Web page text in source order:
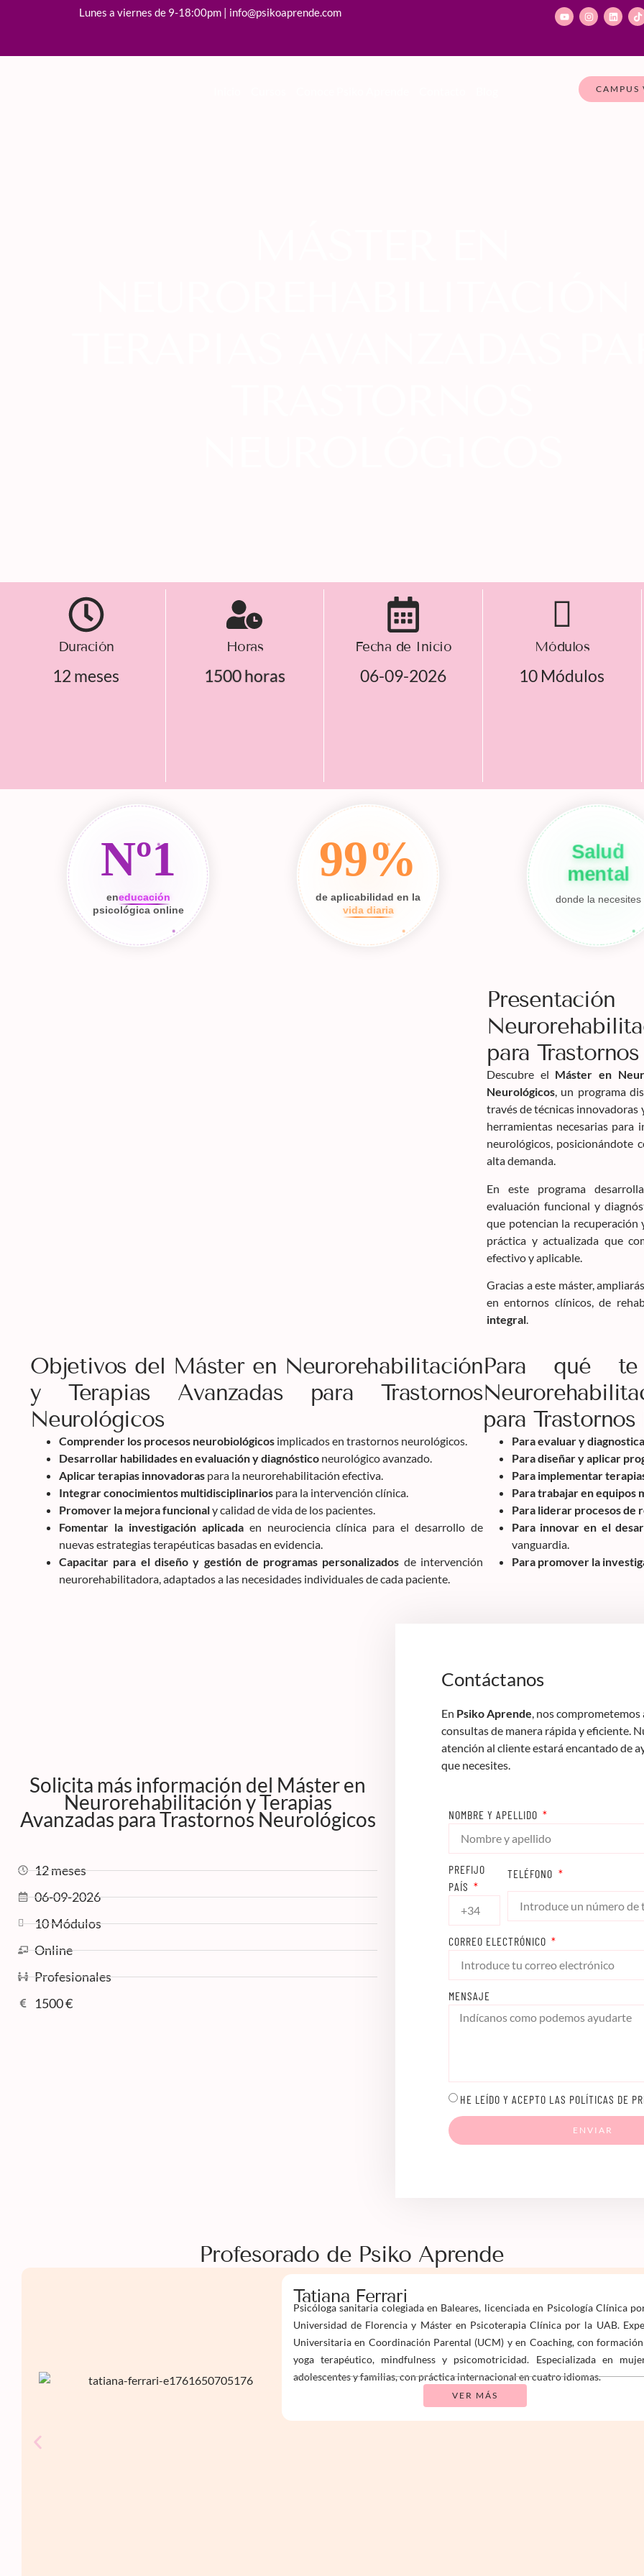
Lunes a viernes de 9-18:00pm | info@psikoaprende.com
CAMPUS
Duración
12 meses
Horas
1500 horas
Fecha de Inicio
06-09-2026
Módulos
10 Módulos
Nº1
eneducación
psicológica online
99%
de aplicabilidad en la
vida diaria
Salud
mental
donde la necesites
para
Descubre el Máster en
Neurológicos, un programa
través de técnicas innovadoras
herramientas necesarias
neurológicos, posicionándote
alta demanda.
En este programa
evaluación funcional y
que potencian la recuperación
práctica y actualizada que
efectivo y aplicable.
Gracias a este máster,
en entornos clínicos, de
integral.
Objetivos del Máster en Neurorehabilitación
y Terapias Avanzadas para Trastornos
Neurológicos
Comprender los procesos neurobiológicos implicados en trastornos neurológicos.
Desarrollar habilidades en evaluación y diagnóstico neurológico avanzado.
Aplicar terapias innovadoras para la neurorehabilitación efectiva.
Integrar conocimientos multidisciplinarios para la intervención clínica.
Promover la mejora funcionaly calidad de vida de los pacientes.
Fomentar la investigación aplicadaen neurociencia clínica para el desarrollo de
nuevas estrategias terapéuticas basadas en evidencia.
Capacitar para el diseño y gestión de programas personalizados de intervención
neurorehabilitadora, adaptados a las necesidades individuales de cada paciente.
Para qué
para
Para evaluar y
Para diseñar y aplicar
Para implementar
Para trabajar en equipos
Para liderar procesos de
Para innovar en el
vanguardia.
Para promover la
Solicita más información del Máster en
Neurorehabilitación y Terapias
Avanzadas para Trastornos Neurológicos
12 meses
06-09-2026
10 Módulos
Online
Profesionales
1500 €
Contáctanos
En Psiko Aprende, nos
consultas de manera rápida y eficiente.
atención al cliente estará encantado de
que necesites.
NOMBRE Y APELLIDO
PREFIJO
PAÍS
TELÉFONO
CORREO ELECTRÓNICO
MENSAJE
HE LEÍDO Y ACEPTO LAS POLÍTICAS DE
ENVIAR
Profesorado de Psiko Aprende
Tatiana Ferrari
Psicóloga sanitaria colegiada en Baleares, licenciada en Psicología Clínica
Universidad de Florencia y Máster en Psicoterapia Clínica por la UAB.
Universitaria en Coordinación Parental (UCM) y en Coaching, con
yoga terapéutico, mindfulness y psicomotricidad. Especializada en
adolescentes y familias, con práctica internacional en cuatro idiomas.
VER MÁS